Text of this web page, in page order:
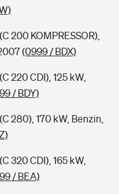
200 KOMPRESSOR),
(0999 / BDX)
220 CDI), 125 kW,
/ BDY)
280), 170 kW, Benzin,
320 CDI), 165 kW,
/ BEA)